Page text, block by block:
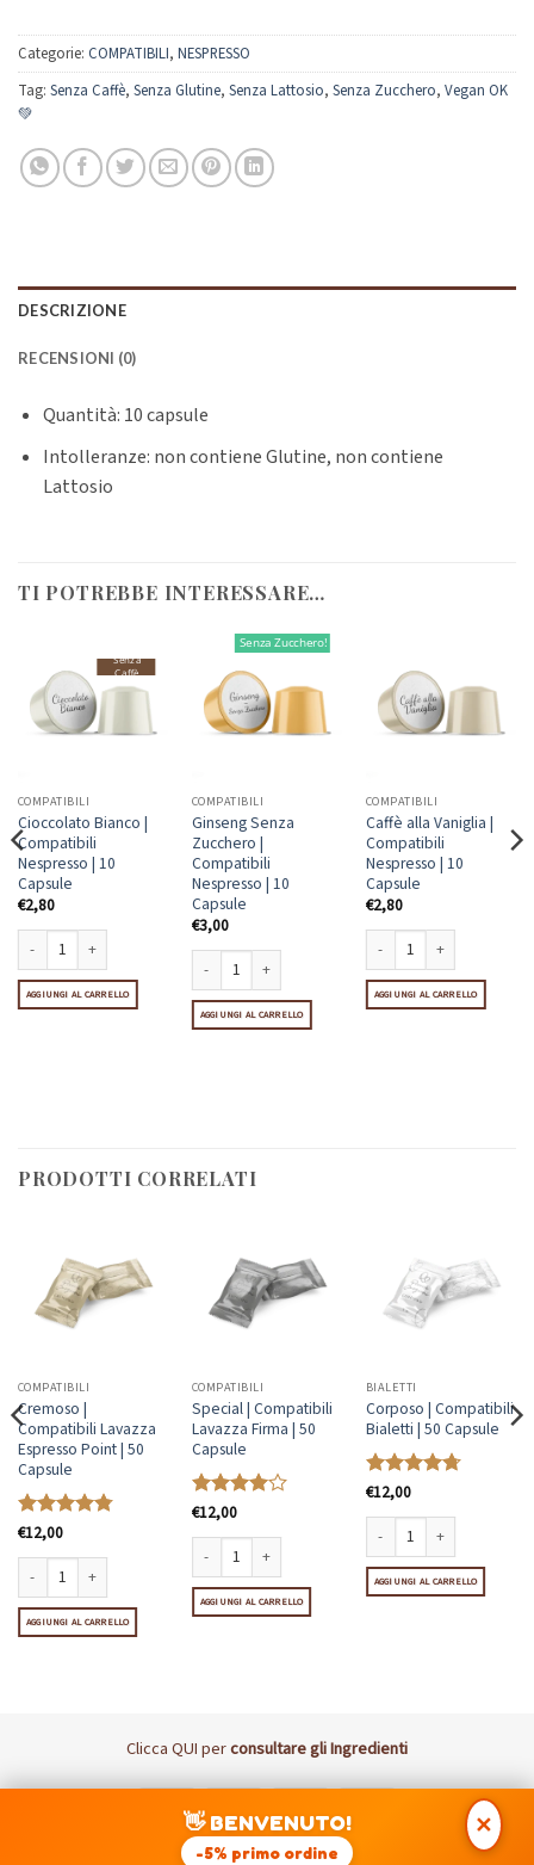
Categorie: COMPATIBILI, NESPRESSO
Tag: Senza Caffè, Senza Glutine, Senza Lattosio, Senza Zucchero, Vegan OK
💚
DESCRIZIONE
RECENSIONI (0)
Quantità: 10 capsule
Intolleranze: non contiene Glutine, non contiene
Lattosio
TI POTREBBE INTERESSARE…
Senza
Caffè
COMPATIBILI
Cioccolato Bianco |
Compatibili
Nespresso | 10
Capsule
€2,80
Cioccolato Bianco | Compatibili Nespresso | 10 Capsule quantità
AGGIUNGI AL CARRELLO
Senza Zucchero!
COMPATIBILI
Ginseng Senza
Zucchero |
Compatibili
Nespresso | 10
Capsule
€3,00
Ginseng Senza Zucchero | Compatibili Nespresso | 10
AGGIUNGI AL CARRELLO
COMPATIBILI
Caffè alla Vaniglia |
Compatibili
Nespresso | 10
Capsule
€2,80
Caffè alla Vaniglia |
AGGIUNGI AL CARRELLO
PRODOTTI CORRELATI
COMPATIBILI
Cremoso |
Compatibili Lavazza
Espresso Point | 50
Capsule
Valutato
€12,00
Cremoso | Compatibili Lavazza Espresso Point | 50 Capsule quantità
AGGIUNGI AL CARRELLO
COMPATIBILI
Special | Compatibili
Lavazza Firma | 50
Capsule
Valutato
€12,00
Special | Compatibili Lavazza Firma | 50 Capsule
AGGIUNGI AL CARRELLO
BIALETTI
Corposo | Compatibili
Bialetti | 50 Capsule
Valutato
€12,00
Corposo | Compatibili
AGGIUNGI AL CARRELLO
CliccaQUIperconsultare gli Ingredienti
Visa
DISCLAIMER: I Marchi Nespresso, Lavazza, UNO, Nescafè Dolce
✕
👋 BENVENUTO!
-5% primo ordine